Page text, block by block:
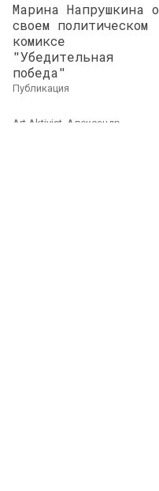
Марина Напрушкина о
своем политическом
комиксе
"Убедительная
победа"
публикация
Art Aktivist, Александр